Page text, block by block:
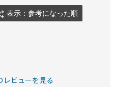
表示：参考になった順
レビューを見る